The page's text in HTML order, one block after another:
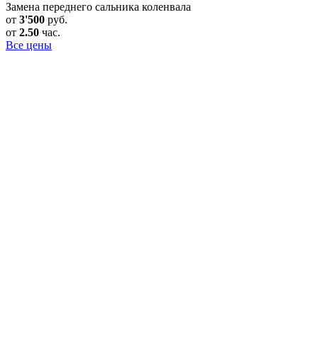
Замена переднего сальника коленвала
от 3'500 руб.
от 2.50 час.
Все цены